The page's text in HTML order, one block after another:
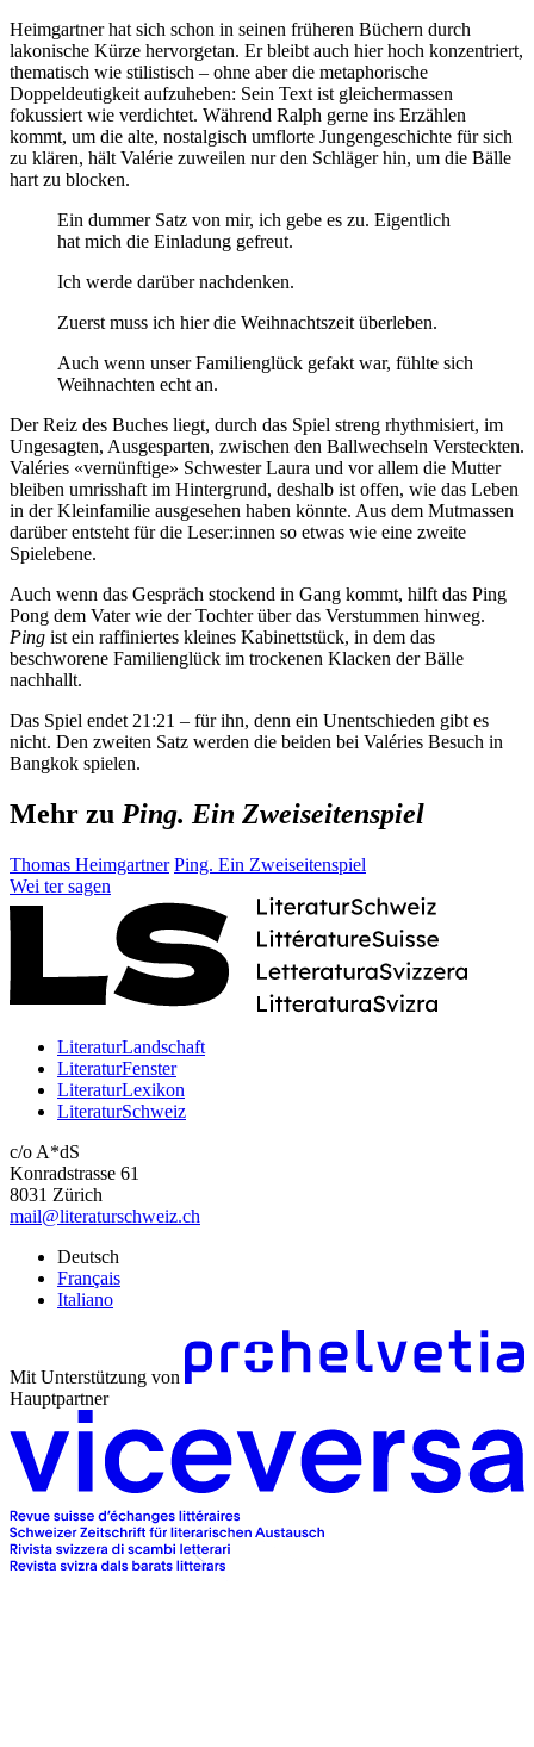
Heimgartner hat sich schon in seinen früheren Büchern durch
lakonische Kürze hervorgetan. Er bleibt auch hier hoch konzentriert,
thematisch wie stilistisch – ohne aber die metaphorische
Doppeldeutigkeit aufzuheben: Sein Text ist gleichermassen
fokussiert wie verdichtet. Während Ralph gerne ins Erzählen
kommt, um die alte, nostalgisch umflorte Jungengeschichte für sich
zu klären, hält Valérie zuweilen nur den Schläger hin, um die Bälle
hart zu blocken.
Ein dummer Satz von mir, ich gebe es zu. Eigentlich
hat mich die Einladung gefreut.
Ich werde darüber nachdenken.
Zuerst muss ich hier die Weihnachtszeit überleben.
Auch wenn unser Familienglück gefakt war, fühlte sich
Weihnachten echt an.
Der Reiz des Buches liegt, durch das Spiel streng rhythmisiert, im
Ungesagten, Ausgesparten, zwischen den Ballwechseln Versteckten.
Valéries «vernünftige» Schwester Laura und vor allem die Mutter
bleiben umrisshaft im Hintergrund, deshalb ist offen, wie das Leben
in der Kleinfamilie ausgesehen haben könnte. Aus dem Mutmassen
darüber entsteht für die Leser:innen so etwas wie eine zweite
Spielebene.
Auch wenn das Gespräch stockend in Gang kommt, hilft das Ping
Pong dem Vater wie der Tochter über das Verstummen hinweg.
Ping ist ein raffiniertes kleines Kabinettstück, in dem das
beschworene Familienglück im trockenen Klacken der Bälle
nachhallt.
Das Spiel endet 21:21 – für ihn, denn ein Unentschieden gibt es
nicht. Den zweiten Satz werden die beiden bei Valéries Besuch in
Bangkok spielen.
Mehr zu Ping. Ein Zweiseitenspiel
Thomas Heimgartner Ping. Ein Zweiseitenspiel
Wei ter sagen
LiteraturLandschaft
LiteraturFenster
LiteraturLexikon
LiteraturSchweiz
c/o A*dS
Konradstrasse 61
8031 Zürich
mail@literaturschweiz.ch
Deutsch
Français
Italiano
Mit Unterstützung von
Hauptpartner